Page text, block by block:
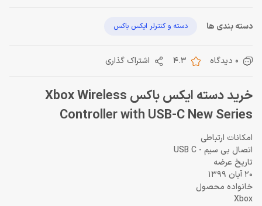
دسته بندی ها دسته و کنترلر ایکس باکس
0 دیدگاه 4.3 اشتراک گذاری
خرید دسته ایکس باکس Xbox Wireless
Controller with USB-C New Series
امکانات ارتباطی
اتصال بی سیم - USB C
تاریخ عرضه
20 آبان 1399
خانواده محصول
Xbox